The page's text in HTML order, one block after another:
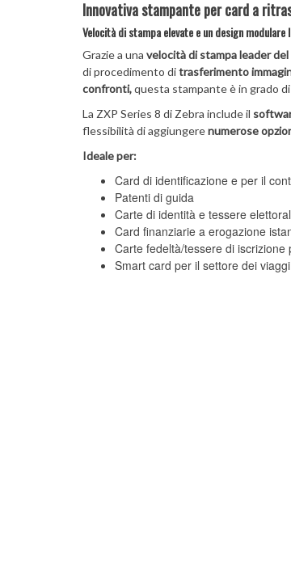
Innovativa stampante per card a
Velocità di stampa elevate e un design
Grazie a una velocità di stampa leader
di procedimento ditrasferimento
confronti,questa stampante è in grado di
La ZXP Series 8 di Zebra include il
flessibilità di aggiungerenumerose
Ideale per:
Card di identificazione e per il
Patenti di guida
Carte di identità e tessere
Card finanziarie a erogazione
Carte fedeltà/tessere di iscrizione
Smart card per il settore dei